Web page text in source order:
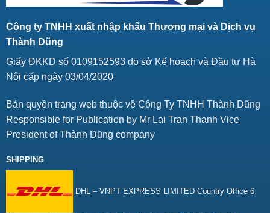
Công ty TNHH xuất nhập khẩu Thương mại và Dịch vụ
Thành Dũng
Giấy ĐKKD số 0109152593 do sở Kế hoạch và Đầu tư Hà
Nội cấp ngày 03/04/2020
Bản quyền trang web thuộc về Công Ty TNHH Thành Dũng
Responsible for Publication by Mr Lai Tran Thanh Vice
President of Thành Dũng company
SHIPPING
DHL – VNPT EXPRESS LIMITED Country Office 6